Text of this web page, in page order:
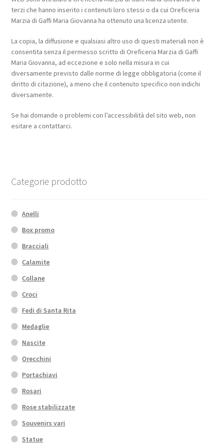
terzi che hanno inserito i contenuti loro stessi o da cui Oreficeria
Marzia di Gaffi Maria Giovanna ha ottenuto una licenza utente.
La copia, la diffusione e qualsiasi altro uso di questi materiali non è
consentita senza il permesso scritto di Oreficeria Marzia di Gaffi
Maria Giovanna, ad eccezione e solo nella misura in cui
diversamente previsto dalle norme di legge obbligatoria (come il
diritto di citazione), a meno che il contenuto specifico non indichi
diversamente.
Se hai domande o problemi con l’accessibilità del sito web, non
esitare a contattarci.
Categorie prodotto
Anelli
Box promo
Bracciali
Calamite
Collane
Croci
Fedi di Santa Rita
Medaglie
Nascite
Orecchini
Portachiavi
Rosari
Rose stabilizzate
Souvenirs vari
Statue